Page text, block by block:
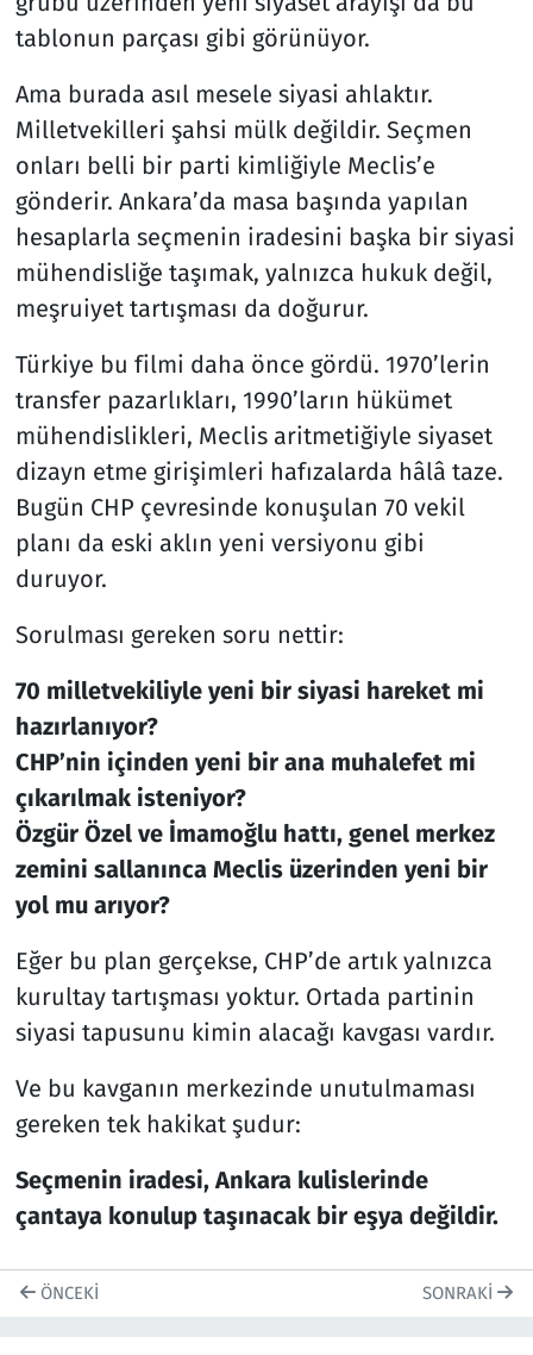
tablonun parçası gibi görünüyor.
Ama burada asıl mesele siyasi ahlaktır.
Milletvekilleri şahsi mülk değildir. Seçmen
onları belli bir parti kimliğiyle Meclis’e
gönderir. Ankara’da masa başında yapılan
hesaplarla seçmenin iradesini başka bir siyasi
mühendisliğe taşımak, yalnızca hukuk değil,
meşruiyet tartışması da doğurur.
Türkiye bu filmi daha önce gördü. 1970’lerin
transfer pazarlıkları, 1990’ların hükümet
mühendislikleri, Meclis aritmetiğiyle siyaset
dizayn etme girişimleri hafızalarda hâlâ taze.
Bugün CHP çevresinde konuşulan 70 vekil
planı da eski aklın yeni versiyonu gibi
duruyor.
Sorulması gereken soru nettir:
70 milletvekiliyle yeni bir siyasi hareket mi
hazırlanıyor?
CHP’nin içinden yeni bir ana muhalefet mi
çıkarılmak isteniyor?
Özgür Özel ve İmamoğlu hattı, genel merkez
zemini sallanınca Meclis üzerinden yeni bir
yol mu arıyor?
Eğer bu plan gerçekse, CHP’de artık yalnızca
kurultay tartışması yoktur. Ortada partinin
siyasi tapusunu kimin alacağı kavgası vardır.
Ve bu kavganın merkezinde unutulmaması
gereken tek hakikat şudur:
Seçmenin iradesi, Ankara kulislerinde
çantaya konulup taşınacak bir eşya değildir.
ÖNCEKI SONRAKI